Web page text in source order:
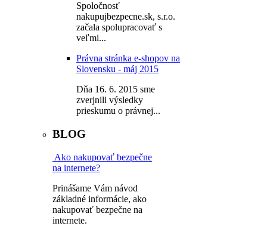
Spoločnosť
nakupujbezpecne.sk, s.r.o.
začala spolupracovať s
veľmi...
Právna stránka e-shopov na
Slovensku - máj 2015
Dňa 16. 6. 2015 sme
zverjnili výsledky
prieskumu o právnej...
BLOG
Ako nakupovať bezpečne
na internete?
Prinášame Vám návod
základné informácie, ako
nakupovať bezpečne na
internete.